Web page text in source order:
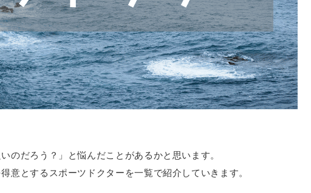
のだろう？」と悩んだことがあるかと思います。
意とするスポーツドクターを一覧で紹介していきます。